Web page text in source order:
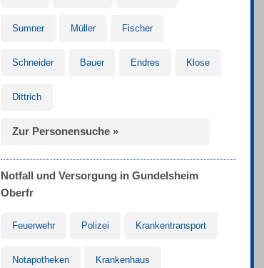
Sumner Müller Fischer
Schneider Bauer Endres Klose
Dittrich
Zur Personensuche »
Notfall und Versorgung in Gundelsheim
Oberfr
Feuerwehr Polizei Krankentransport
Notapotheken Krankenhaus